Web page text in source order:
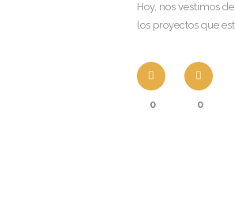
Hoy, nos vestimos
los proyectos que
0 0